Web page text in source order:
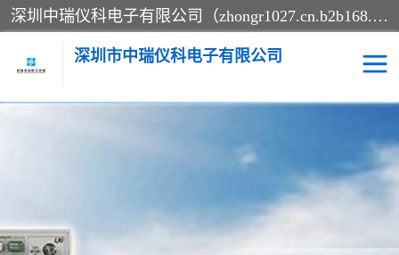
深圳中瑞仪科电子有限公司（zhongr1027.cn.b2b168.com）主要从事回收二手仪器，工厂仪器，回收示波器，KeysightE4980A，FLUKE754，MT8852B，IFR3920，Agilent N4010A，MT8852B等业务，全国统一热线：13570873835。深圳中瑞仪科电子有限公司整批或单出，专业评估高价回收工厂闲置仪器。
深圳市中瑞仪科电子有限公司
测试仪
信号发生器
电阻-功率计 频谱分析仪